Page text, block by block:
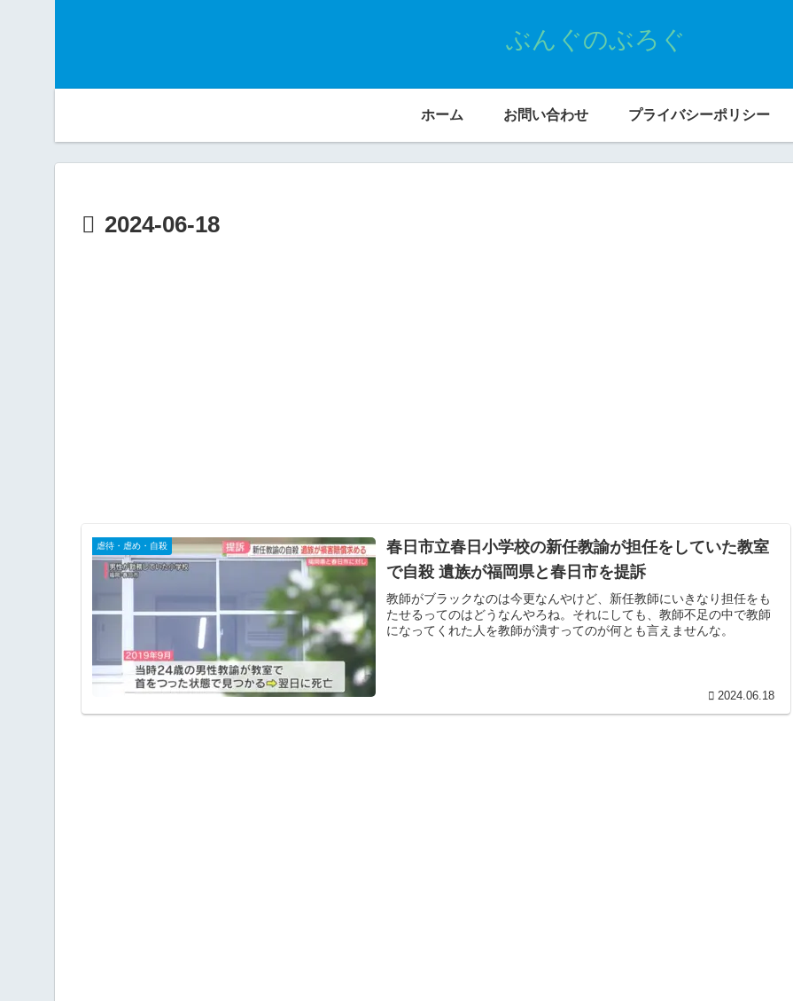
ぶんぐのぶろぐ
ホーム お問い合わせ プライバシーポリシー
2024-06-18
虐待・虐め・自殺
春日市立春日小学校の新任教諭が担任をしていた教室
で自殺 遺族が福岡県と春日市を提訴
教師がブラックなのは今更なんやけど、新任教師にいきなり担任をも
たせるってのはどうなんやろね。それにしても、教師不足の中で教師
になってくれた人を教師が潰すってのが何とも言えませんな。
2024.06.18